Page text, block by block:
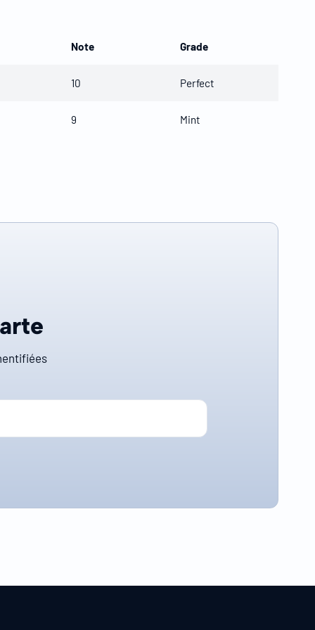
Note Grade
10 Perfect
9 Mint